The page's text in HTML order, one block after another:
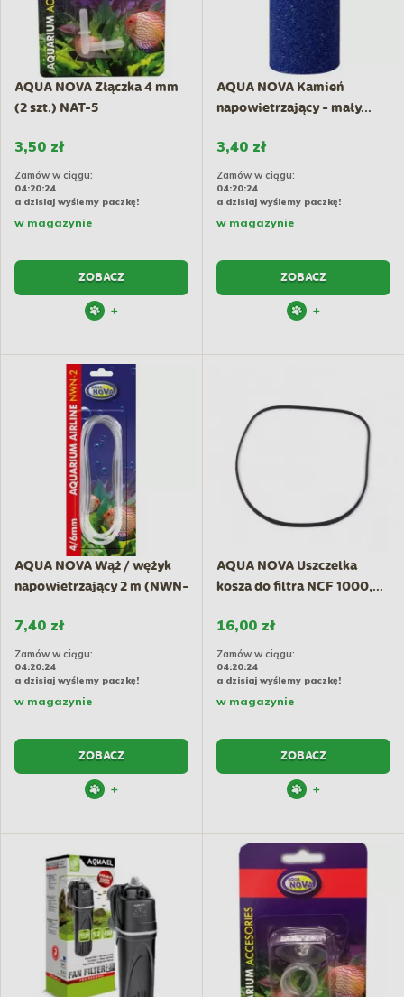
AQUA NOVA Złączka 4 mm
(2 szt.) NAT-5
3,50 zł
Zamów w ciągu:
04:20:23
a dzisiaj wyślemy paczkę!
w magazynie
ZOBACZ
+
AQUA NOVA Kamień
napowietrzający - mały...
3,40 zł
Zamów w ciągu:
04:20:23
a dzisiaj wyślemy paczkę!
w magazynie
ZOBACZ
+
AQUA NOVA Wąż / wężyk
napowietrzający 2 m (NWN-
7,40 zł
Zamów w ciągu:
04:20:23
a dzisiaj wyślemy paczkę!
w magazynie
ZOBACZ
+
AQUA NOVA Uszczelka
kosza do filtra NCF 1000,...
16,00 zł
Zamów w ciągu:
04:20:23
a dzisiaj wyślemy paczkę!
w magazynie
ZOBACZ
+